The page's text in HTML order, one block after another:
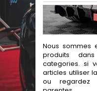
Nous sommes
produits
categories. si
articles utiliser
ou regardez